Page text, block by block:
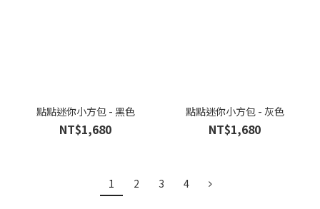
點點迷你小方包 - 黑色
NT$1,680
點點迷你小方包 - 灰色
NT$1,680
1 2 3 4